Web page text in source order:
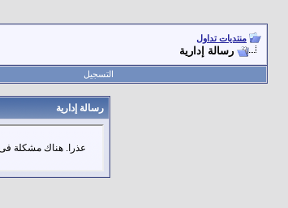
منتديات تداول
رسالة إدارية
التسجيل
رسالة إدارية
عذرا. هناك مشكلة فى